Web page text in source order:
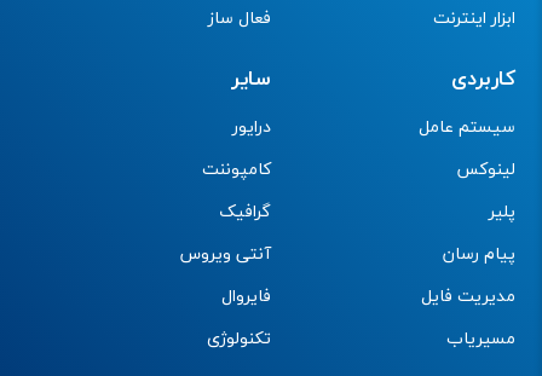
ابزار اینترنت
فعال ساز
کاربردی
سیستم عامل
لینوکس
پلیر
پیام رسان
مدیریت فایل
مسیریاب
سایر
درایور
کامپوننت
گرافیک
آنتی ویروس
فایروال
تکنولوژی